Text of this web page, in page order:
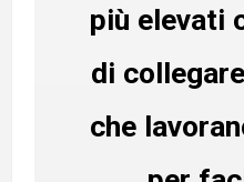
più elevati
di
che